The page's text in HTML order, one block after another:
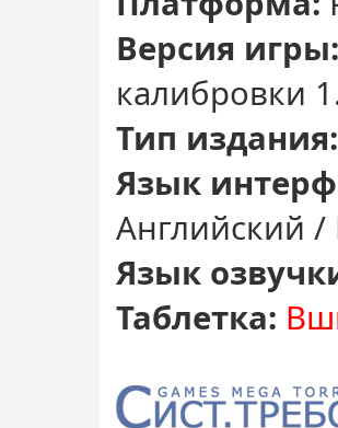
Версия игры:
калибровки
Тип издания:
Язык
Английский /
Язык
Таблетка: